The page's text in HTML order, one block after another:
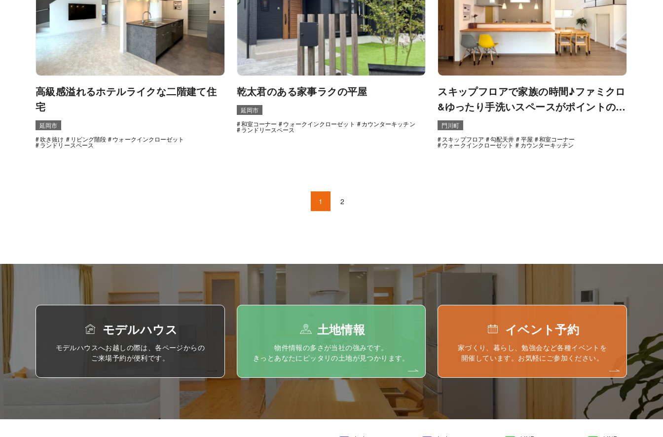
高級感溢れるホテルライクな二階建て住
宅
延岡市
吹き抜け
リビング階段 ウォークインクローゼット
ランドリースペース
乾太君のある家事ラクの平屋
延岡市
和室コーナー
ウォークインクローゼット カウンターキッチン
ランドリースペース
スキップフロアで家族の時間♪ファミクロ
&ゆったり手洗いスペースがポイントの平
屋住宅！
門川町
スキップフロア
勾配天井 平屋 和室コーナー
ウォークインクローゼット カウンターキッチン
1 2
モデルハウス
モデルハウスへお越しの際は、各ページからの
ご来場予約が便利です。
土地情報
物件情報の多さが当社の強みです。
きっとあなたにピッタリの土地が見つかります。
イベント予約
家づくり、暮らし、勉強会など各種イベントを
開催しています。お気軽にご参加ください。